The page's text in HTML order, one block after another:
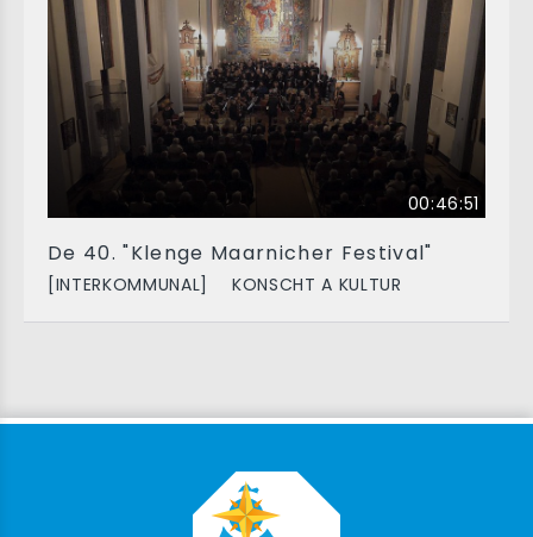
00:46:51
De 40. "Klenge Maarnicher Festival"
[INTERKOMMUNAL] KONSCHT A KULTUR